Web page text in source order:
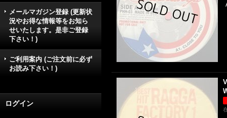
メールマガジン登録 (更新状
況やお得な情報等をお知ら
せいたします。是非ご登録
下さい！)
ご利用案内 (ご注文前に必ず
お読み下さい！)
ログイン